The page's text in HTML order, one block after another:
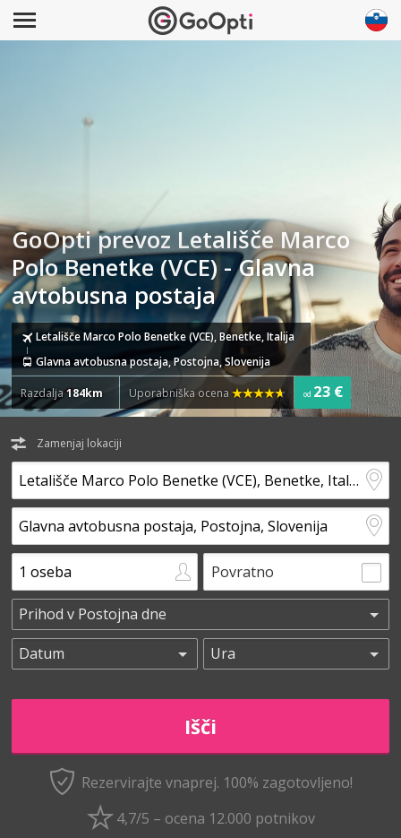
GoOpti prevoz Letališče Marco
Polo Benetke (VCE) - Glavna
avtobusna postaja
Letališče Marco Polo Benetke (VCE), Benetke, Italija
Glavna avtobusna postaja, Postojna, Slovenija
Razdalja184km Uporabniška ocena od 23 €
Zamenjaj lokaciji
Povratno
Rezervirajte vnaprej. 100% zagotovljeno!
4,7/5 – ocena 12.000 potnikov